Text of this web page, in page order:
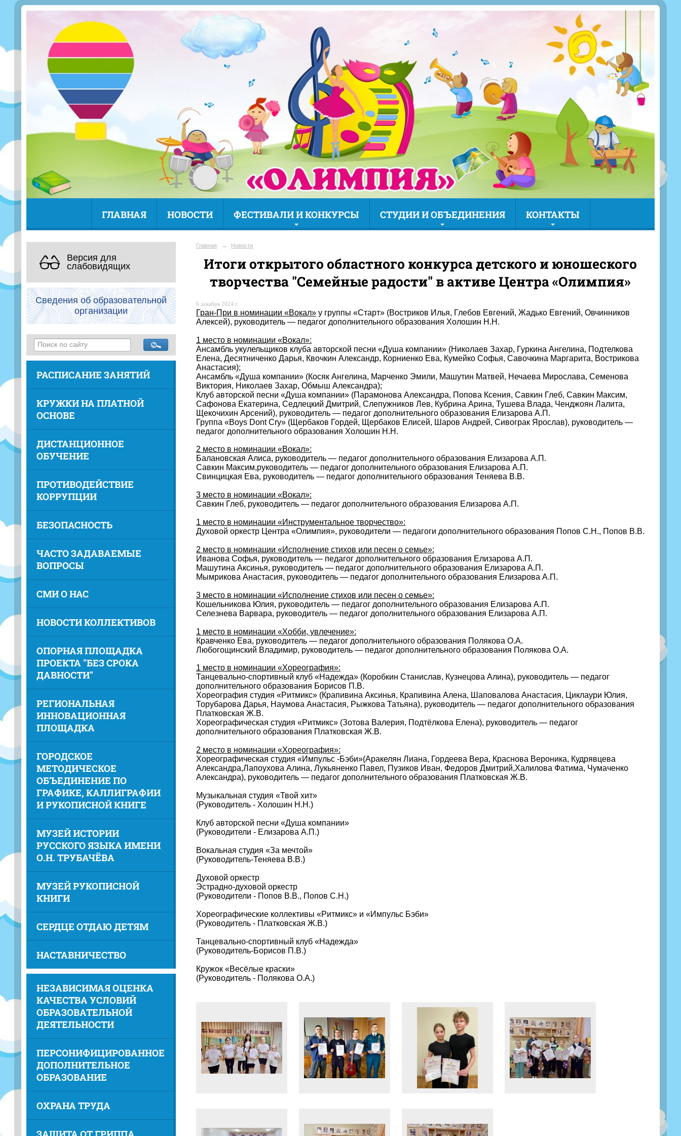
ГЛАВНАЯ НОВОСТИ ФЕСТИВАЛИ И КОНКУРСЫ СТУДИИ И ОБЪЕДИНЕНИЯ КОНТАКТЫ
Версия для
слабовидящих
Сведения об образовательной
организации
РАСПИСАНИЕ ЗАНЯТИЙ
КРУЖКИ НА ПЛАТНОЙ
ОСНОВЕ
ДИСТАНЦИОННОЕ
ОБУЧЕНИЕ
ПРОТИВОДЕЙСТВИЕ
КОРРУПЦИИ
БЕЗОПАСНОСТЬ
ЧАСТО ЗАДАВАЕМЫЕ
ВОПРОСЫ
СМИ О НАС
НОВОСТИ КОЛЛЕКТИВОВ
ОПОРНАЯ ПЛОЩАДКА
ПРОЕКТА "БЕЗ СРОКА
ДАВНОСТИ"
РЕГИОНАЛЬНАЯ
ИННОВАЦИОННАЯ
ПЛОЩАДКА
ГОРОДСКОЕ
МЕТОДИЧЕСКОЕ
ОБЪЕДИНЕНИЕ ПО
ГРАФИКЕ, КАЛЛИГРАФИИ
И РУКОПИСНОЙ КНИГЕ
МУЗЕЙ ИСТОРИИ
РУССКОГО ЯЗЫКА ИМЕНИ
О.Н. ТРУБАЧЁВА
МУЗЕЙ РУКОПИСНОЙ
КНИГИ
СЕРДЦЕ ОТДАЮ ДЕТЯМ
НАСТАВНИЧЕСТВО
НЕЗАВИСИМАЯ ОЦЕНКА
КАЧЕСТВА УСЛОВИЙ
ОБРАЗОВАТЕЛЬНОЙ
ДЕЯТЕЛЬНОСТИ
ПЕРСОНИФИЦИРОВАННОЕ
ДОПОЛНИТЕЛЬНОЕ
ОБРАЗОВАНИЕ
ОХРАНА ТРУДА
Главная → Новости
Итоги открытого областного конкурса детского и юношеского
творчества "Семейные радости" в активе Центра «Олимпия»
6 декабря 2024 г.
Гран-При в номинации «Вокал» у группы «Старт» (Востриков Илья, Глебов Евгений, Жадько Евгений, Овчинников
Алексей), руководитель — педагог дополнительного образования Холошин Н.Н.
1 место в номинации «Вокал»:
Ансамбль укулельщиков клуба авторской песни «Душа компании» (Николаев Захар, Гуркина Ангелина, Подтелкова
Елена, Десятниченко Дарья, Квочкин Александр, Корниенко Ева, Кумейко Софья, Савочкина Маргарита, Вострикова
Анастасия);
Ансамбль «Душа компании» (Косяк Ангелина, Марченко Эмили, Машутин Матвей, Нечаева Мирослава, Семенова
Виктория, Николаев Захар, Обмыш Александра);
Клуб авторской песни «Душа компании» (Парамонова Александра, Попова Ксения, Савкин Глеб, Савкин Максим,
Сафонова Екатерина, Седлецкий Дмитрий, Слепужников Лев, Кубрина Арина, Тушева Влада, Ченджоян Лалита,
Щекочихин Арсений), руководитель — педагог дополнительного образования Елизарова А.П.
Группа «Boys Dont Cry» (Щербаков Гордей, Щербаков Елисей, Шаров Андрей, Сивограк Ярослав), руководитель —
педагог дополнительного образования Холошин Н.Н.
2 место в номинации «Вокал»:
Балановская Алиса, руководитель — педагог дополнительного образования Елизарова А.П.
Савкин Максим,руководитель — педагог дополнительного образования Елизарова А.П.
Свинцицкая Ева, руководитель — педагог дополнительного образования Теняева В.В.
3 место в номинации «Вокал»:
Савкин Глеб, руководитель — педагог дополнительного образования Елизарова А.П.
1 место в номинации «Инструментальное творчество»:
Духовой оркестр Центра «Олимпия», руководители — педагоги дополнительного образования Попов С.Н., Попов В.В.
2 место в номинации «Исполнение стихов или песен о семье»:
Иванова Софья, руководитель — педагог дополнительного образования Елизарова А.П.
Машутина Аксинья, руководитель — педагог дополнительного образования Елизарова А.П.
Мымрикова Анастасия, руководитель — педагог дополнительного образования Елизарова А.П.
3 место в номинации «Исполнение стихов или песен о семье»:
Кошельникова Юлия, руководитель — педагог дополнительного образования Елизарова А.П.
Селезнева Варвара, руководитель — педагог дополнительного образования Елизарова А.П.
1 место в номинации «Хобби, увлечение»:
Кравченко Ева, руководитель — педагог дополнительного образования Полякова О.А.
Любогощинский Владимир, руководитель — педагог дополнительного образования Полякова О.А.
1 место в номинации «Хореография»:
Танцевально-спортивный клуб «Надежда» (Коробкин Станислав, Кузнецова Алина), руководитель — педагог
дополнительного образования Борисов П.В.
Хореография студия «Ритмикс» (Крапивина Аксинья, Крапивина Алена, Шаповалова Анастасия, Циклаури Юлия,
Торубарова Дарья, Наумова Анастасия, Рыжкова Татьяна), руководитель — педагог дополнительного образования
Платковская Ж.В.
Хореографическая студия «Ритмикс» (Зотова Валерия, Подтёлкова Елена), руководитель — педагог
дополнительного образования Платковская Ж.В.
2 место в номинации «Хореография»:
Хореографическая студия «Импульс -Бэби»(Аракелян Лиана, Гордеева Вера, Краснова Вероника, Кудрявцева
Александра,Лапоухова Алина, Лукьяненко Павел, Пузиков Иван, Федоров Дмитрий,Халилова Фатима, Чумаченко
Александра), руководитель — педагог дополнительного образования Платковская Ж.В.
Музыкальная студия «Твой хит»
(Руководитель - Холошин Н.Н.)
Клуб авторской песни «Душа компании»
(Руководители - Елизарова А.П.)
Вокальная студия «За мечтой»
(Руководитель-Теняева В.В.)
Духовой оркестр
Эстрадно-духовой оркестр
(Руководители - Попов В.В., Попов С.Н.)
Хореографические коллективы «Ритмикс» и «Импульс Бэби»
(Руководитель - Платковская Ж.В.)
Танцевально-спортивный клуб «Надежда»
(Руководитель-Борисов П.В.)
Кружок «Весёлые краски»
(Руководитель - Полякова О.А.)